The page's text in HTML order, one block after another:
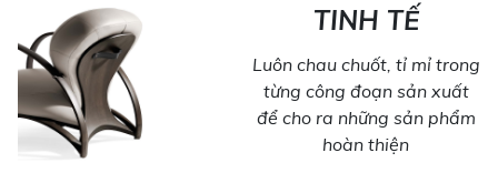
TINH TẾ
Luôn chau chuốt, tỉ mỉ trong
từng công đoạn sản xuất
để cho ra những sản phẩm
hoàn thiện